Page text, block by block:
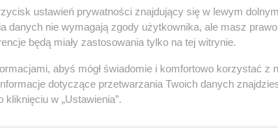
reklamę
ustawień prywatności znajdujący się w lewym
danych nie wymagają zgody użytkownika, ale masz
będą miały zastosowania tylko na tej witrynie.
abyś mógł świadomie i komfortowo korzystać z
dotyczące przetwarzania Twoich danych
kliknięciu w „Ustawienia”.